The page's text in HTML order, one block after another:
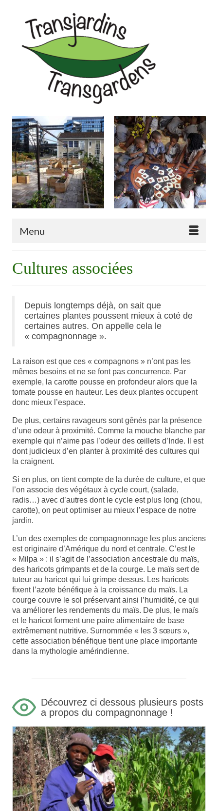
Menu
Cultures associées
Depuis longtemps déjà, on sait que
certaines plantes poussent mieux à coté de
certaines autres. On appelle cela le
« compagnonnage ».
La raison est que ces « compagnons » n’ont pas les
mêmes besoins et ne se font pas concurrence. Par
exemple, la carotte pousse en profondeur alors que la
tomate pousse en hauteur. Les deux plantes occupent
donc mieux l’espace.
De plus, certains ravageurs sont gênés par la présence
d’une odeur à proximité. Comme la mouche blanche par
exemple qui n’aime pas l’odeur des œillets d’Inde. Il est
dont judicieux d’en planter à proximité des cultures qui
la craignent.
Si en plus, on tient compte de la durée de culture, et que
l’on associe des végétaux à cycle court, (salade,
radis…) avec d’autres dont le cycle est plus long (chou,
carotte), on peut optimiser au mieux l’espace de notre
jardin.
L’un des exemples de compagnonnage les plus anciens
est originaire d’Amérique du nord et centrale. C’est le
« Milpa » : il s’agit de l’association ancestrale du maïs,
des haricots grimpants et de la courge. Le maïs sert de
tuteur au haricot qui lui grimpe dessus. Les haricots
fixent l’azote bénéfique à la croissance du maïs. La
courge couvre le sol préservant ainsi l’humidité, ce qui
va améliorer les rendements du maïs. De plus, le maïs
et le haricot forment une paire alimentaire de base
extrêmement nutritive. Surnommée « les 3 sœurs »,
cette association bénéfique tient une place importante
dans la mythologie amérindienne.
Découvrez ci dessous plusieurs posts
a propos du compagnonnage !